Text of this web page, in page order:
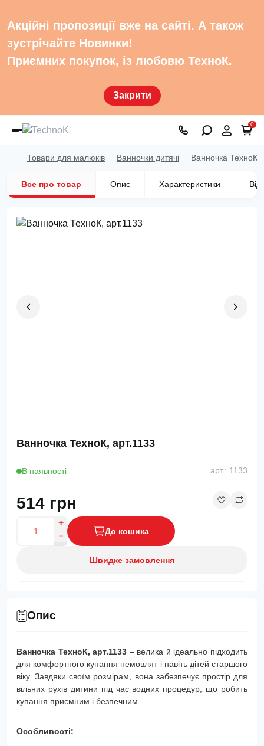
Акційні пропозиції вже на сайті. А також
зустрічайте Новинки!
Приємних покупок, із любовю ТехноК.
Закрити
0
Товари для малюків Ванночки дитячі Ванночка ТехноК,
Все про товар Опис Характеристики
Ванночка ТехноК, арт.1133
В наявності арт.: 1133
514 грн
До кошика
Швидке замовлення
Опис
Ванночка ТехноК, арт.1133 – велика й ідеально підходить
для комфортного купання немовлят і навіть дітей старшого
віку. Завдяки своїм розмірам, вона забезпечує простір для
вільних рухів дитини під час водних процедур, що робить
купання приємним і безпечним.
Особливості: